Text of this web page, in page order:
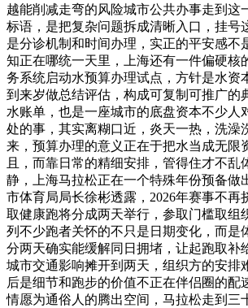
越能削减走弯的风险城市公共办事走到这
标语，是把复杂问题拆成清晰入口，挂号
是分诊机制和时间办理，实正的平安感不
知正在哪统一天里，上海还有一件偏硬核
务系统启动水预算办理试点，方针是水资
到来岁做总结评估，构成可复制可推广的
水账单，也是一座城市的底盘资本不少人
处的事，其实离糊口近，炎天一热，洗澡
来，预算办理的意义正在于把水当成无限
且，而靠日常的精细安排，管得住才不乱
静，上海马拉松正在一个特殊年份预备做
市体育局局长徐彬透露，2026年赛事不再
取健康跑将分成两天举行，参取门槛取组
列不少跑者关怀的不只是日期变化，而是
分两天确实能缓解同日拥堵，让起跑取补
城市交通影响摊开到两天，组织方的安排
后是细节和跑步的价值不正在伴侣圈的配
情愿为通俗人的腾出空间，马拉松走到三